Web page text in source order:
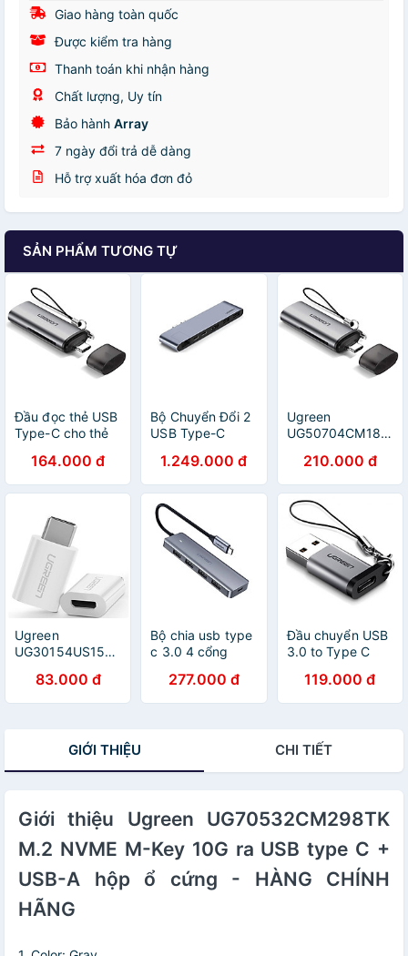
Giao hàng toàn quốc
Được kiểm tra hàng
Thanh toán khi nhận hàng
Chất lượng, Uy tín
Bảo hành Array
7 ngày đổi trả dễ dàng
Hỗ trợ xuất hóa đơn đỏ
SẢN PHẨM TƯƠNG TỰ
Đầu đọc thẻ USB
Type-C cho thẻ
SD/SD và TF có
hỗ trợ chức năng
OTG màu Xám
Ugreen
TC50704CM184
Hàng chính hãng.
164.000 đ
Bộ Chuyển Đổi 2
USB Type-C
2*USB 3.0 Ports
+ Gigabit Lan +
Type-C PD màu
Gray Ugreen
TC50984CM218
Hàng chính hãng.
1.249.000 đ
Ugreen
UG50704CM184TK
đọc thẻ nhớ
TYPE C sang TF
+ SD + MICRO
SD - HÀNG
CHÍNH HÃNG
210.000 đ
Ugreen
UG30154US157TK
chuyển đổi TYPE
C sang MICRO
CHÍNH HÃNG
83.000 đ
Bộ chia usb type
c 3.0 4 cổng
219OL70336CM
Hàng chính hãng
277.000 đ
Đầu chuyển USB
3.0 to Type C
50533 - Hàng
chính hãng
119.000 đ
GIỚI THIỆU CHI TIẾT
Giới thiệu Ugreen UG70532CM298TK
M.2 NVME M-Key 10G ra USB type C +
USB-A hộp ổ cứng - HÀNG CHÍNH
HÃNG